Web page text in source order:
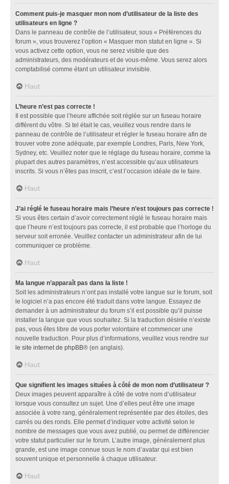
Comment puis-je masquer mon nom d’utilisateur de la liste des
utilisateurs en ligne ?
Dans le panneau de contrôle de l’utilisateur, sous « Préférences du
forum », vous trouverez l’option « Masquer mon statut en ligne ». Si
vous activez cette option, vous ne serez visible que des
administrateurs, des modérateurs et de vous-même. Vous serez alors
comptabilisé comme étant un utilisateur invisible.
Haut
L’heure n’est pas correcte !
Il est possible que l’heure affichée soit réglée sur un fuseau horaire
différent du vôtre. Si tel était le cas, veuillez vous rendre dans le
panneau de contrôle de l’utilisateur et régler le fuseau horaire afin de
trouver votre zone adéquate, par exemple Londres, Paris, New York,
Sydney, etc. Veuillez noter que le réglage du fuseau horaire, comme la
plupart des autres paramètres, n’est accessible qu’aux utilisateurs
inscrits. Si vous n’êtes pas inscrit, c’est l’occasion idéale de le faire.
Haut
J’ai réglé le fuseau horaire mais l’heure n’est toujours pas correcte !
Si vous êtes certain d’avoir correctement réglé le fuseau horaire mais
que l’heure n’est toujours pas correcte, il est probable que l’horloge du
serveur soit erronée. Veuillez contacter un administrateur afin de lui
communiquer ce problème.
Haut
Ma langue n’apparaît pas dans la liste !
Soit les administrateurs n’ont pas installé votre langue sur le forum, soit
le logiciel n’a pas encore été traduit dans votre langue. Essayez de
demander à un administrateur du forum s’il est possible qu’il puisse
installer la langue que vous souhaitez. Si la traduction désirée n’existe
pas, vous êtes libre de vous porter volontaire et commencer une
nouvelle traduction. Pour plus d’informations, veuillez vous rendre sur
le site internet de phpBB® (en anglais).
Haut
Que signifient les images situées à côté de mon nom d’utilisateur ?
Deux images peuvent apparaître à côté de votre nom d’utilisateur
lorsque vous consultez un sujet. Une d’elles peut être une image
associée à votre rang, généralement représentée par des étoiles, des
carrés ou des ronds. Elle permet d’indiquer votre activité selon le
nombre de messages que vous avez publié, ou permet de différencier
votre statut particulier sur le forum. L’autre image, généralement plus
grande, est une image connue sous le nom d’avatar qui est bien
souvent unique et personnelle à chaque utilisateur.
Haut